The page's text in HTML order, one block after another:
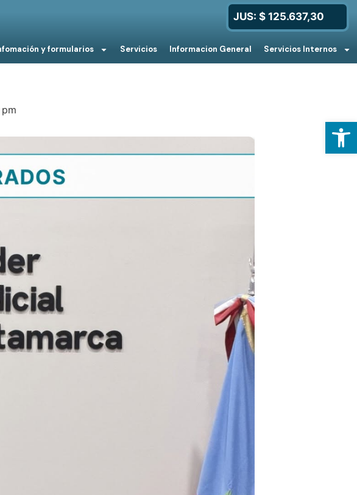
y formularios Servicios Informacion General Servicios Internos
JUS: $ 125.637,30